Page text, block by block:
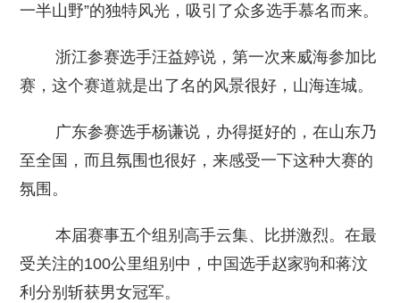
一半山野”的独特风光，吸引了众多选手慕名而来。
浙江参赛选手汪益婷说，第一次来威海参加比
赛，这个赛道就是出了名的风景很好，山海连城。
广东参赛选手杨谦说，办得挺好的，在山东乃
至全国，而且氛围也很好，来感受一下这种大赛的
氛围。
本届赛事五个组别高手云集、比拼激烈。在最
受关注的100公里组别中，中国选手赵家驹和蒋汶
利分别斩获男女冠军。